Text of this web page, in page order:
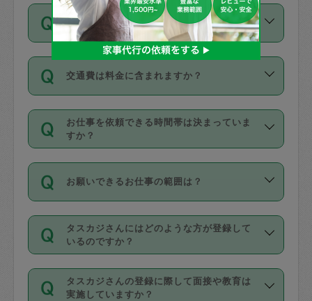
いません。
があり、レビュー件数、レビューの平均
値、などで除々に設定可能な最高額が上
がっていく仕組みになっています。
お支払方法はクレジットカード（Visa／
Master／JCB／AMERICAN EXPRESS／
Diners Club）のみとなります。
カード情報のご登録は、依頼リクエスト
を行う際にご入力ください。プロフィー
ル登録時にはご入力いただかなくても大
丈夫です。
デビットカード・プリペイドカード（Vプ
リカ、au WALLETなど）は支払にはご利
銀行振込や現金払いも対応していませ
なお、タスカジさんの交通費も、依頼料
金のご請求と合わせてお支払いとなりま
動計算で表示されます。
同じタスカジさんに定期的にお願いする場
合はお得になる？
依頼には「スポット」と「定期（毎週｜
隔週）」があり、「定期」の依頼は「ス
ポット」よりお得な料金でご利用できま
す。
定期の最低利用回数は設けていない代わ
りに、一定数を超えたキャンセルは有償
（例：毎週定期の場合は３回以上のキャ
ンセルが有償（1200円、隔週定期の場合
は２回以上のキャンセルが有償（1200
交通費は料金に含まれますか？
交通費は依頼料金とは別途発生し、依頼
料金のご請求と合わせてお支払いとなり
ます。交通費の金額は「依頼の詳細」に
お仕事を依頼できる時間帯は決まっていま
すか？
時間帯は3種類あります。いずれも１回あ
たり３時間です。
・ＡＭ ９時～１２時
・ＰＭ １３時～１６時
・夜 １８時～２１時
開始時間を２時間前後変更することが可
お願いできるお仕事の範囲は？
掃除、整理収納、洗濯、買い物、料理、
作り置きです。タスカジさんによってで
きる仕事の範囲が異なりますので、依頼
する前にタスカジさんのプロフィールで
確認してください。
タスカジさんにはどのような方が登録して
いるのですか？
主婦として長年の家事経験をお持ちの
方、栄養士・調理師といった資格者で保
タスカジさんの登録に際して面接や教育は
実施していますか？